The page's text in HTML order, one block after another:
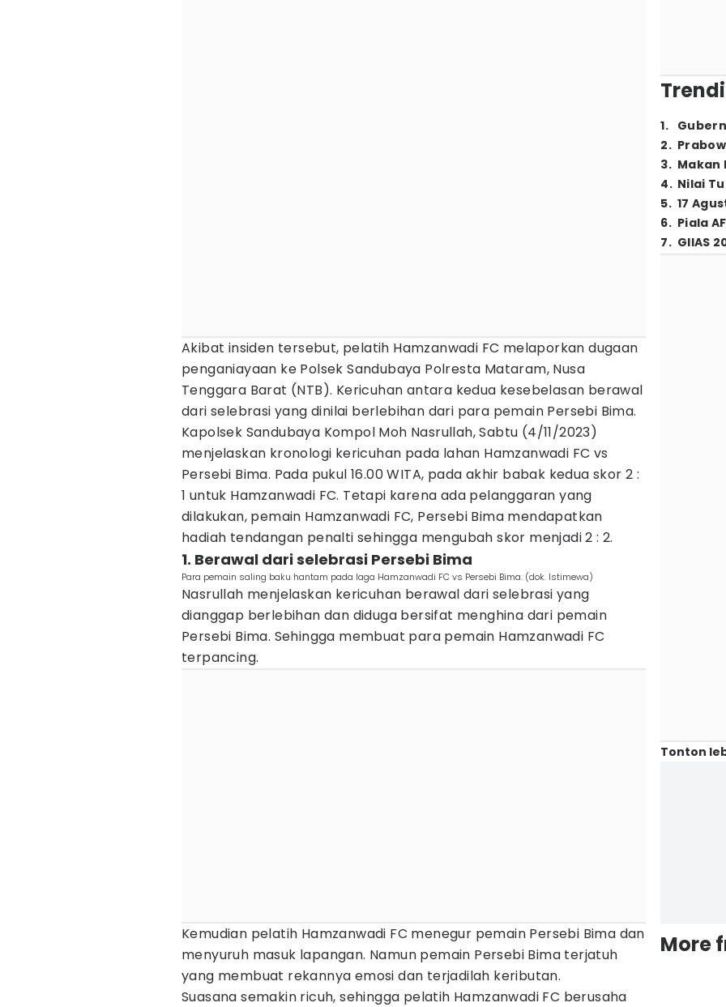
Akibat insiden tersebut, pelatih Hamzanwadi FC melaporkan dugaan
penganiayaan ke Polsek Sandubaya Polresta Mataram, Nusa
Tenggara Barat (NTB). Kericuhan antara kedua kesebelasan berawal
dari selebrasi yang dinilai berlebihan dari para pemain Persebi Bima.
Kapolsek Sandubaya Kompol Moh Nasrullah, Sabtu (4/11/2023)
menjelaskan kronologi kericuhan pada lahan Hamzanwadi FC vs
Persebi Bima. Pada pukul 16.00 WITA, pada akhir babak kedua skor 2 :
1 untuk Hamzanwadi FC. Tetapi karena ada pelanggaran yang
dilakukan, pemain Hamzanwadi FC, Persebi Bima mendapatkan
hadiah tendangan penalti sehingga mengubah skor menjadi 2 : 2.
1. Berawal dari selebrasi Persebi Bima
Para pemain saling baku hantam pada laga Hamzanwadi FC vs Persebi Bima. (dok. Istimewa)
Nasrullah menjelaskan kericuhan berawal dari selebrasi yang
dianggap berlebihan dan diduga bersifat menghina dari pemain
Persebi Bima. Sehingga membuat para pemain Hamzanwadi FC
terpancing.
Kemudian pelatih Hamzanwadi FC menegur pemain Persebi Bima dan
menyuruh masuk lapangan. Namun pemain Persebi Bima terjatuh
yang membuat rekannya emosi dan terjadilah keributan.
Suasana semakin ricuh, sehingga pelatih Hamzanwadi FC berusaha
1.
2.
3. Makan
4. Nilai
5. 17
6. Piala
7. GIIAS
Tonton
More